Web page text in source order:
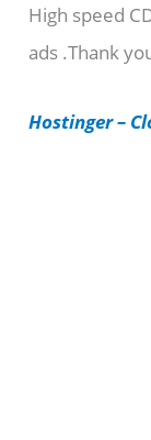
o
r
e
High speed
ads .Thank
Hostinger –